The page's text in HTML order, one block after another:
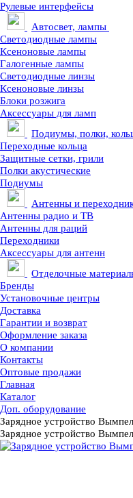
Рулевые интерфейсы
Автосвет, лампы
Светодиодные лампы
Ксеноновые лампы
Галогенные лампы
Светодиодные линзы
Ксеноновые линзы
Блоки розжига
Аксессуары для ламп
Подиумы, полки,
Переходные кольца
Защитные сетки, грили
Полки акустические
Подиумы
Антенны и
Антенны радио и ТВ
Антенны для раций
Переходники
Аксессуары для антенн
Отделочные
Бренды
Установочные центры
Доставка
Гарантии и возврат
Оформление заказа
О компании
Контакты
Оптовые продажи
Главная
Каталог
Доп. оборудование
Зарядное устройство
Зарядное устройство